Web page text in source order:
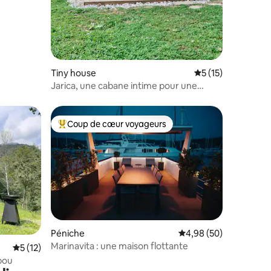
: 5 sur 5
Tiny house Évaluation
5 (15)
Jarica, une cabane intime pour une
: 4,98 sur 5
Évaluation moyenne sur la base de 12 commentaires : 5 sur 5
5 (12)
Coups de cœur voyageurs les plus appréciés
Coup de cœur voyageurs
Péniche Évaluation moyenne
4,98 (50)
Marinavita : une maison flottante